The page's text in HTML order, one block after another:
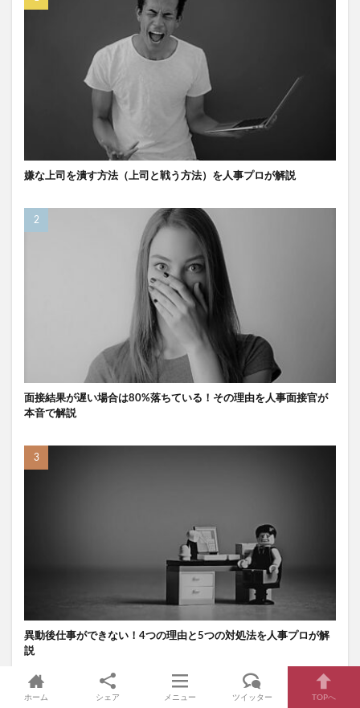
嫌な上司を潰す方法（上司と戦う方法）を人事プロが解説
面接結果が遅い場合は80%落ちている！その理由を人事面接官が
本音で解説
異動後仕事ができない！4つの理由と5つの対処法を人事プロが解
説
ホーム シェア メニュー ツイッター TOPへ